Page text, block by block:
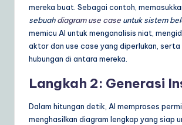
mereka buat. Sebagai contoh,
sebuahdiagram use case untuk sistem
memicu AI untuk menganalisis niat,
aktor dan use case yang diperlukan, serta
hubungan di antara mereka.
Langkah 2: Generasi
Dalam hitungan detik, AI memproses
menghasilkan diagram lengkap yang siap